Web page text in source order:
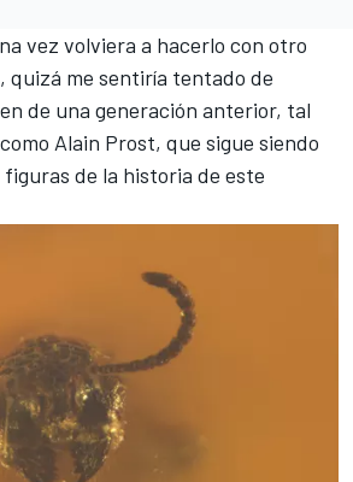
vez volviera a hacerlo con otro
quizá me sentiría tentado de
de una generación anterior, tal
Alain Prost, que sigue siendo
de la historia de este